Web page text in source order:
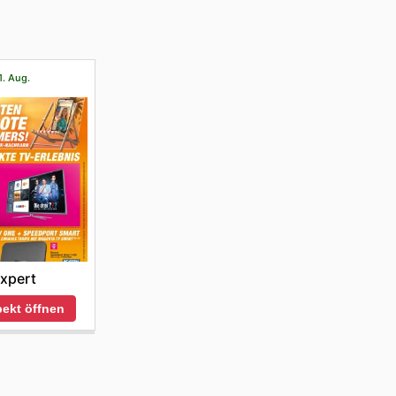
Aug.
öffnen